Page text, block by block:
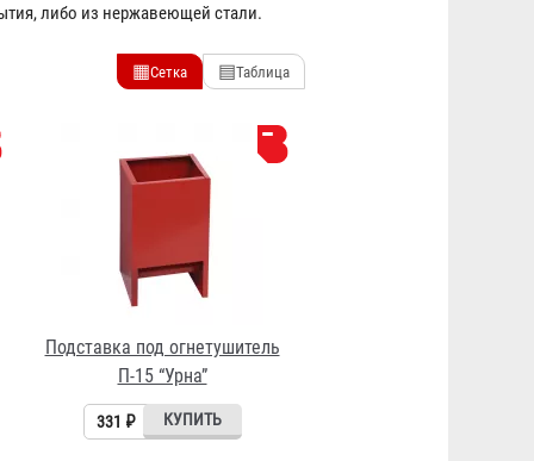
либо из нержавеющей стали.
▦Сетка ▤Таблица
Подставка под огнетушитель
П-15 “Урна”
331 ₽